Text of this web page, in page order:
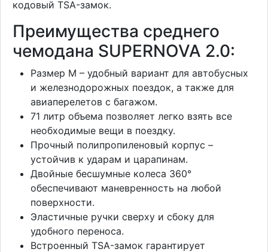
кодовый TSA-замок.
Преимущества среднего
чемодана SUPERNOVA 2.0:
Размер M – удобный вариант для автобусных
и железнодорожных поездок, а также для
авиаперелетов с багажом.
71 литр объема позволяет легко взять все
необходимые вещи в поездку.
Прочный полипропиленовый корпус –
устойчив к ударам и царапинам.
Двойные бесшумные колеса 360°
обеспечивают маневренность на любой
поверхности.
Эластичные ручки сверху и сбоку для
удобного переноса.
Встроенный TSA-замок гарантирует